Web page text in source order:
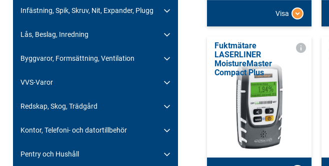
Infästning, Spik, Skruv, Nit, Expander, Plugg
Lås, Beslag, Inredning
Byggvaror, Formsättning, Ventilation
VVS-Varor
Redskap, Skog, Trädgård
Kontor, Telefoni- och datortillbehör
Pentry och Hushåll
Visa
Fuktmätare
LASERLINER
MoistureMaster
Compact Plus